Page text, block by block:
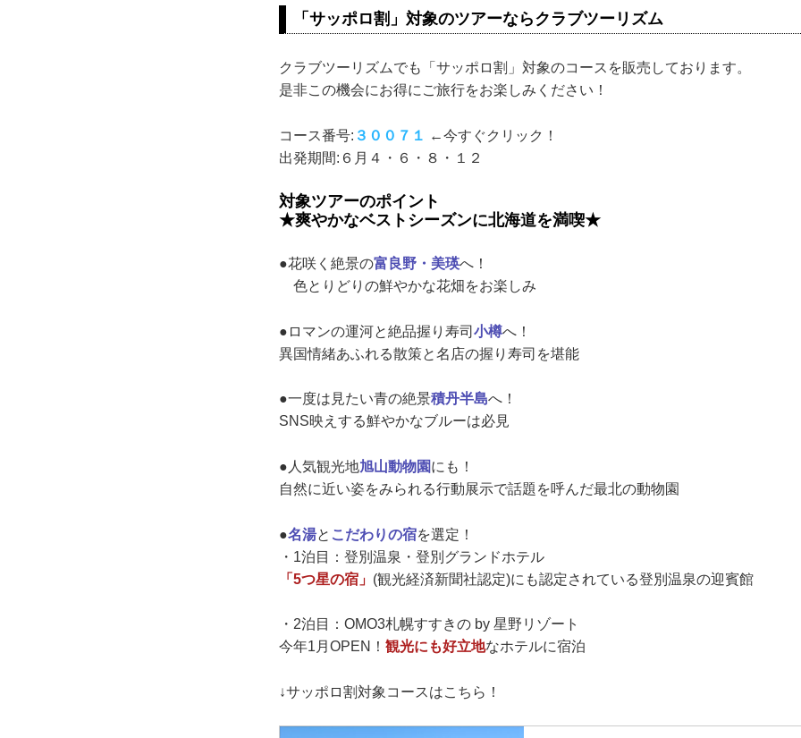
「サッポロ割」対象のツアーならクラブツーリズム
クラブツーリズムでも「サッポロ割」対象のコースを販売しております。
是非この機会にお得にご旅行をお楽しみください！
コース番号: ３００７１ ←今すぐクリック！
出発期間:６月４・６・８・１２
対象ツアーのポイント
★爽やかなベストシーズンに北海道を満喫★
●花咲く絶景の富良野・美瑛へ！
色とりどりの鮮やかな花畑をお楽しみ
●ロマンの運河と絶品握り寿司 小樽へ！
異国情緒あふれる散策と名店の握り寿司を堪能
●一度は見たい青の絶景積丹半島へ！
SNS映えする鮮やかなブルーは必見
●人気観光地旭山動物園にも！
自然に近い姿をみられる行動展示で話題を呼んだ最北の動物園
●名湯と こだわりの宿を選定！
・1泊目：登別温泉・登別グランドホテル
「5つ星の宿」 (観光経済新聞社認定)にも認定されている登別温泉の迎賓館
・2泊目：OMO3札幌すすきの by 星野リゾート
今年1月OPEN！ 観光にも好立地なホテルに宿泊
↓サッポロ割対象コースはこちら！